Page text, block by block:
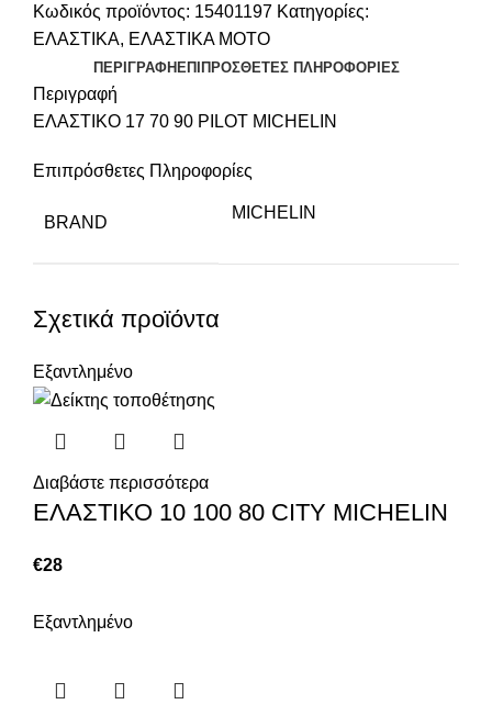
Κωδικός προϊόντος: 15401197 Κατηγορίες:
ΕΛΑΣΤΙΚΑ, ΕΛΑΣΤΙΚΑ ΜΟΤΟ
ΠΕΡΙΓΡΑΦΉΕΠΙΠΡΌΣΘΕΤΕΣ ΠΛΗΡΟΦΟΡΊΕΣ
Περιγραφή
ΕΛΑΣΤΙΚΟ 17 70 90 PILOT MICHELIN
Επιπρόσθετες Πληροφορίες
BRAND
MICHELIN
Σχετικά προϊόντα
Εξαντλημένο
Διαβάστε περισσότερα
ΕΛΑΣΤΙΚΟ 10 100 80 CITY MICHELIN
€28
Εξαντλημένο